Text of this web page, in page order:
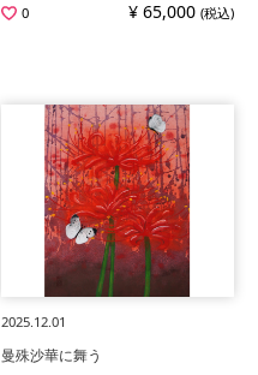
0
¥ 65,000 (税込)
2025.12.01
曼殊沙華に舞う